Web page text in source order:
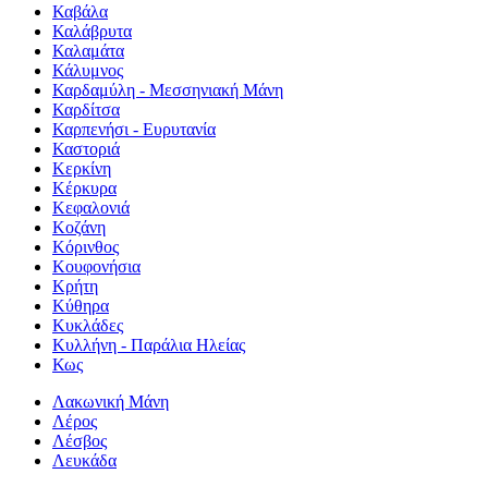
Καβάλα
Καλάβρυτα
Καλαμάτα
Κάλυμνος
Καρδαμύλη - Μεσσηνιακή Μάνη
Καρδίτσα
Καρπενήσι - Ευρυτανία
Καστοριά
Κερκίνη
Κέρκυρα
Κεφαλονιά
Κοζάνη
Κόρινθος
Κουφονήσια
Κρήτη
Κύθηρα
Κυκλάδες
Κυλλήνη - Παράλια Ηλείας
Κως
Λακωνική Μάνη
Λέρος
Λέσβος
Λευκάδα